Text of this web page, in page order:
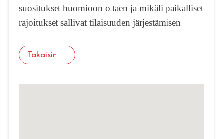
suositukset huomioon ottaen ja mikäli paikalliset
rajoitukset sallivat tilaisuuden järjestämisen
Takaisin